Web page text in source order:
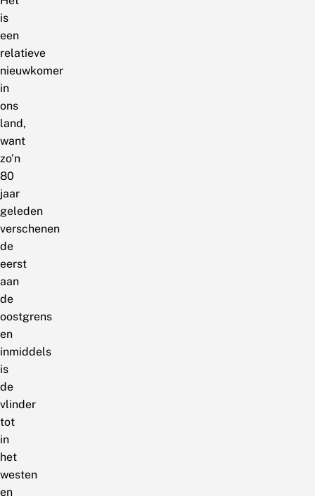
is
een
relatieve
nieuwkomer
in
ons
land,
want
zo’n
80
jaar
geleden
verschenen
de
eerst
aan
de
oostgrens
en
inmiddels
is
de
vlinder
tot
in
het
westen
en